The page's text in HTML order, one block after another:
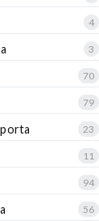
4
3
70
79
23
11
94
56